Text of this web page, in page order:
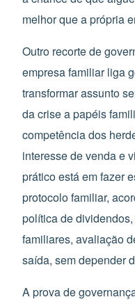
melhor que a própria
Outro recorte de
empresa familiar liga
transformar assunto
da crise a papéis
competência dos
interesse de venda e
prático está em fazer
protocolo familiar,
política de
familiares, avaliação
saída, sem depender
A prova de